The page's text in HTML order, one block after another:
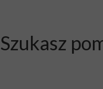
Szukasz